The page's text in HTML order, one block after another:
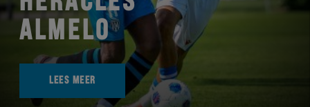
ALMELO
LEES MEER